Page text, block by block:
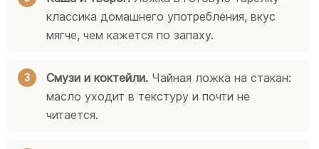
классика домашнего употребления, вкус
мягче, чем кажется по запаху.
Смузи и коктейли. Чайная ложка на стакан:
масло уходит в текстуру и почти не
читается.